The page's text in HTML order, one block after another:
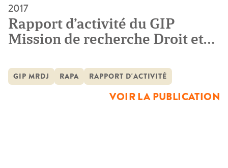
2017
Rapport d’activité du GIP
Mission de recherche Droit et
GIP MRDJ RAPA RAPPORT D'ACTIVITÉ
VOIR LA PUBLICATION